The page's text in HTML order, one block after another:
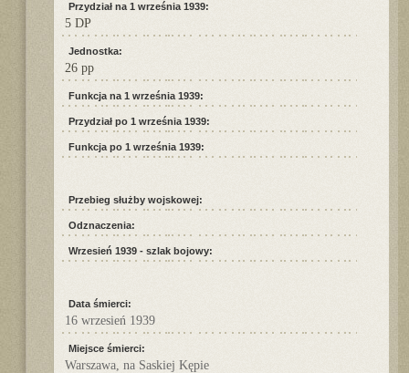
Przydział na 1 września 1939:
5 DP
Jednostka:
26 pp
Funkcja na 1 września 1939:
Przydział po 1 września 1939:
Funkcja po 1 września 1939:
Przebieg służby wojskowej:
Odznaczenia:
Wrzesień 1939 - szlak bojowy:
Data śmierci:
16 wrzesień 1939
Miejsce śmierci:
Warszawa, na Saskiej Kępie